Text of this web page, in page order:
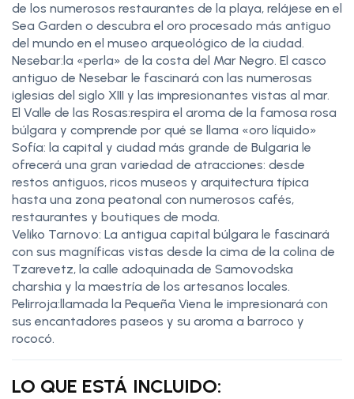
de los numerosos restaurantes de la playa, relájese en el
Sea Garden o descubra el oro procesado más antiguo
del mundo en el museo arqueológico de la ciudad.
Nesebar:la «perla» de la costa del Mar Negro. El casco
antiguo de Nesebar le fascinará con las numerosas
iglesias del siglo XIII y las impresionantes vistas al mar.
El Valle de las Rosas:respira el aroma de la famosa rosa
búlgara y comprende por qué se llama «oro líquido»
Sofía: la capital y ciudad más grande de Bulgaria le
ofrecerá una gran variedad de atracciones: desde
restos antiguos, ricos museos y arquitectura típica
hasta una zona peatonal con numerosos cafés,
restaurantes y boutiques de moda.
Veliko Tarnovo: La antigua capital búlgara le fascinará
con sus magníficas vistas desde la cima de la colina de
Tzarevetz, la calle adoquinada de Samovodska
charshia y la maestría de los artesanos locales.
Pelirroja:llamada la Pequeña Viena le impresionará con
sus encantadores paseos y su aroma a barroco y
rococó.
LO QUE ESTÁ INCLUIDO: